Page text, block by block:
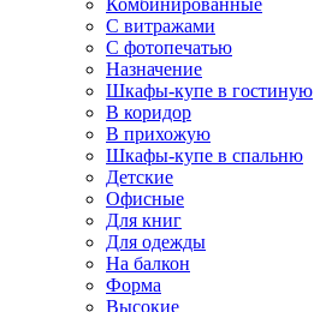
Комбинированные
С витражами
С фотопечатью
Назначение
Шкафы-купе в гостиную
В коридор
В прихожую
Шкафы-купе в спальню
Детские
Офисные
Для книг
Для одежды
На балкон
Форма
Высокие